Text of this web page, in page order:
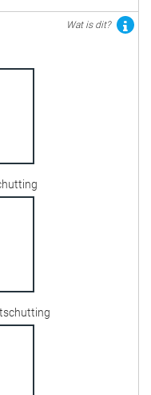
Wat is dit?